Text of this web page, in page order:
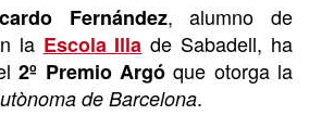
Fernández, alumno de
la Escola Illa de Sabadell, ha
2º Premio Argó que otorga la
de Barcelona.